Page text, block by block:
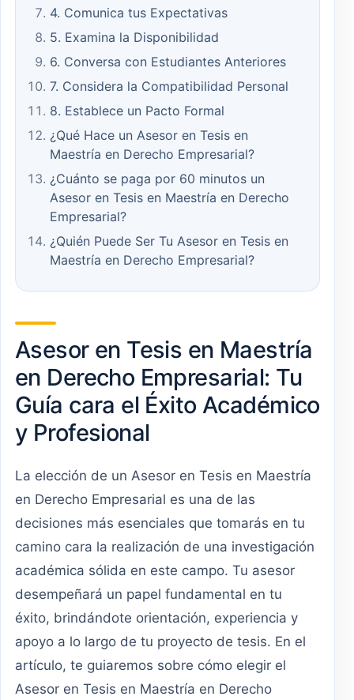
4. Comunica tus Expectativas
5. Examina la Disponibilidad
6. Conversa con Estudiantes Anteriores
7. Considera la Compatibilidad Personal
8. Establece un Pacto Formal
¿Qué Hace un Asesor en Tesis en
Maestría en Derecho Empresarial?
¿Cuánto se paga por 60 minutos un
Asesor en Tesis en Maestría en Derecho
Empresarial?
¿Quién Puede Ser Tu Asesor en Tesis en
Maestría en Derecho Empresarial?
Asesor en Tesis en Maestría
en Derecho Empresarial: Tu
Guía cara el Éxito Académico
y Profesional
La elección de un Asesor en Tesis en Maestría
en Derecho Empresarial es una de las
decisiones más esenciales que tomarás en tu
camino cara la realización de una investigación
académica sólida en este campo. Tu asesor
desempeñará un papel fundamental en tu
éxito, brindándote orientación, experiencia y
apoyo a lo largo de tu proyecto de tesis. En el
artículo, te guiaremos sobre cómo elegir el
Asesor en Tesis en Maestría en Derecho